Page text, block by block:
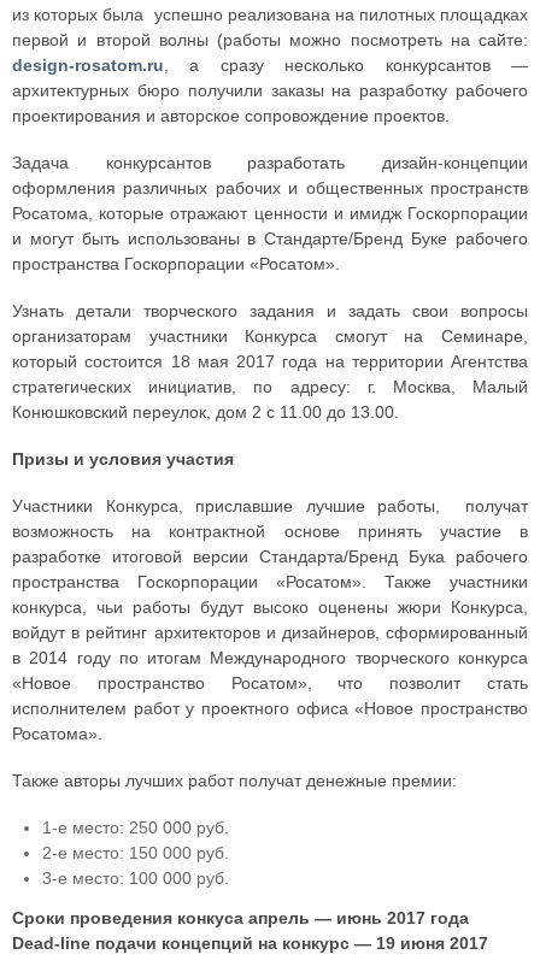
из которых была успешно реализована на пилотных площадках
первой и второй волны (работы можно посмотреть на сайте:
design-rosatom.ru , а сразу несколько конкурсантов —
архитектурных бюро получили заказы на разработку рабочего
проектирования и авторское сопровождение проектов.
Задача конкурсантов разработать дизайн-концепции
оформления различных рабочих и общественных пространств
Росатома, которые отражают ценности и имидж Госкорпорации
и могут быть использованы в Стандарте/Бренд Буке рабочего
пространства Госкорпорации «Росатом».
Узнать детали творческого задания и задать свои вопросы
организаторам участники Конкурса смогут на Семинаре,
который состоится 18 мая 2017 года на территории Агентства
стратегических инициатив, по адресу: г. Москва, Малый
Конюшковский переулок, дом 2 с 11.00 до 13.00.
Призы и условия участия
Участники Конкурса, приславшие лучшие работы, получат
возможность на контрактной основе принять участие в
разработке итоговой версии Стандарта/Бренд Бука рабочего
пространства Госкорпорации «Росатом». Также участники
конкурса, чьи работы будут высоко оценены жюри Конкурса,
войдут в рейтинг архитекторов и дизайнеров, сформированный
в 2014 году по итогам Международного творческого конкурса
«Новое пространство Росатом», что позволит стать
исполнителем работ у проектного офиса «Новое пространство
Росатома».
Также авторы лучших работ получат денежные премии:
1-е место: 250 000 руб.
2-е место: 150 000 руб.
3-е место: 100 000 руб.
Сроки проведения конкуса апрель — июнь 2017 года
Dead-line подачи концепций на конкурс — 19 июня 2017